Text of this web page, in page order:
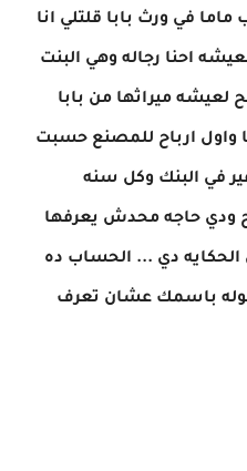
في ورث بابا قلتلي انا
احنا رجاله وهي البنت
لعيشه ميراثها من بابا
واول ارباح للمصنع حسبت
في البنك وكل سنه
ودي حاجه محدش يعرفها
الحكايه دي ... الحساب ده
باسمك عشان تعرف